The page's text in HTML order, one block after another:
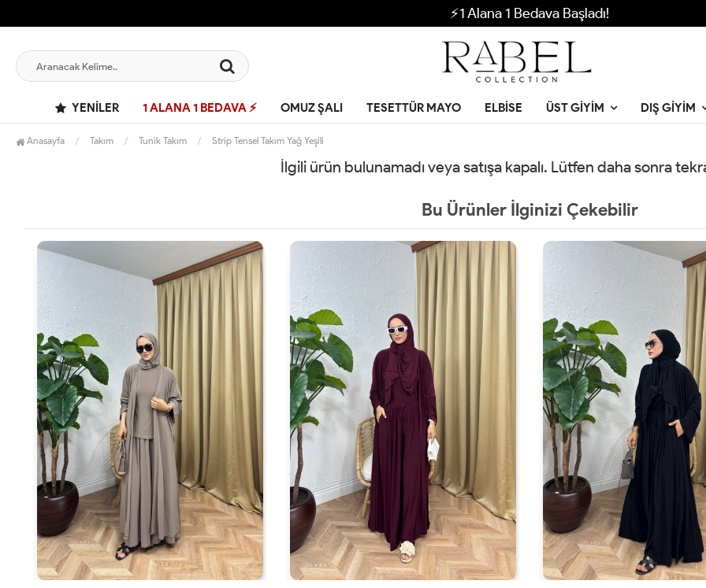
⚡1 Alana 1 Bedava Başladı!
YENILER 1 ALANA 1 BEDAVA ⚡ OMUZ ŞALI TESETTÜR MAYO ELBISE ÜST GIYIM DIŞ GIYIM
Anasayfa Takım Tunik Takım Strip Tensel Takım Yağ Yeşili
İlgili ürün bulunamadı veya satışa kapalı. Lütfen daha sonra
Bu Ürünler İlginizi Çekebilir